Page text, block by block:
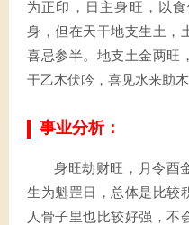
为正印，日主身旺，以
身，但在天干地支生土，
喜忌参半。地支土金两旺
干乙木伏吟，喜见水来助木
事业分析：
身旺劫财旺，月令酉
生为魁罡日，总体是比较
人骨子里也比较好强，不